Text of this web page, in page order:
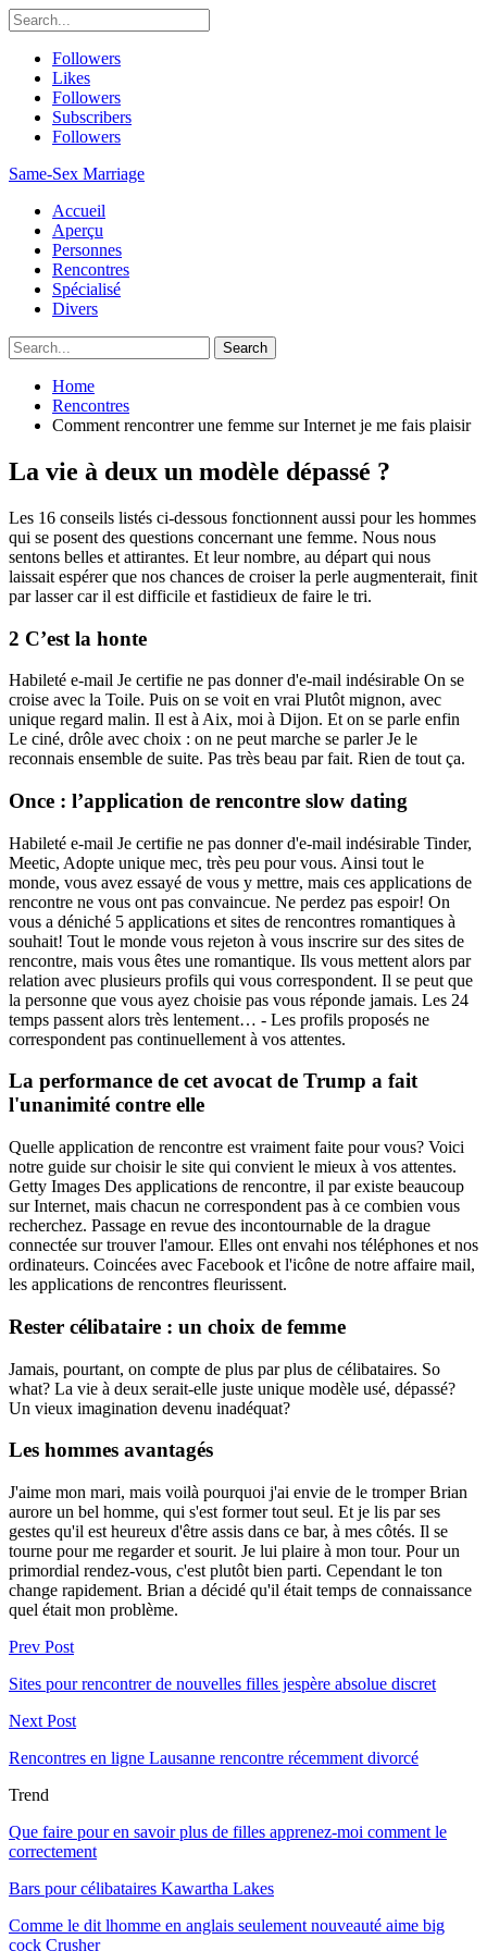
Followers
Likes
Followers
Subscribers
Followers
Same-Sex Marriage
Accueil
Aperçu
Personnes
Rencontres
Spécialisé
Divers
Home
Rencontres
Comment rencontrer une femme sur Internet je me fais plaisir
La vie à deux un modèle dépassé ?
Les 16 conseils listés ci-dessous fonctionnent aussi pour les hommes
qui se posent des questions concernant une femme. Nous nous
sentons belles et attirantes. Et leur nombre, au départ qui nous
laissait espérer que nos chances de croiser la perle augmenterait, finit
par lasser car il est difficile et fastidieux de faire le tri.
2 C’est la honte
Habileté e-mail Je certifie ne pas donner d'e-mail indésirable On se
croise avec la Toile. Puis on se voit en vrai Plutôt mignon, avec
unique regard malin. Il est à Aix, moi à Dijon. Et on se parle enfin
Le ciné, drôle avec choix : on ne peut marche se parler Je le
reconnais ensemble de suite. Pas très beau par fait. Rien de tout ça.
Once : l’application de rencontre slow dating
Habileté e-mail Je certifie ne pas donner d'e-mail indésirable Tinder,
Meetic, Adopte unique mec, très peu pour vous. Ainsi tout le
monde, vous avez essayé de vous y mettre, mais ces applications de
rencontre ne vous ont pas convaincue. Ne perdez pas espoir! On
vous a déniché 5 applications et sites de rencontres romantiques à
souhait! Tout le monde vous rejeton à vous inscrire sur des sites de
rencontre, mais vous êtes une romantique. Ils vous mettent alors par
relation avec plusieurs profils qui vous correspondent. Il se peut que
la personne que vous ayez choisie pas vous réponde jamais. Les 24
temps passent alors très lentement… - Les profils proposés ne
correspondent pas continuellement à vos attentes.
La performance de cet avocat de Trump a fait
l'unanimité contre elle
Quelle application de rencontre est vraiment faite pour vous? Voici
notre guide sur choisir le site qui convient le mieux à vos attentes.
Getty Images Des applications de rencontre, il par existe beaucoup
sur Internet, mais chacun ne correspondent pas à ce combien vous
recherchez. Passage en revue des incontournable de la drague
connectée sur trouver l'amour. Elles ont envahi nos téléphones et nos
ordinateurs. Coincées avec Facebook et l'icône de notre affaire mail,
les applications de rencontres fleurissent.
Rester célibataire : un choix de femme
Jamais, pourtant, on compte de plus par plus de célibataires. So
what? La vie à deux serait-elle juste unique modèle usé, dépassé?
Un vieux imagination devenu inadéquat?
Les hommes avantagés
J'aime mon mari, mais voilà pourquoi j'ai envie de le tromper Brian
aurore un bel homme, qui s'est former tout seul. Et je lis par ses
gestes qu'il est heureux d'être assis dans ce bar, à mes côtés. Il se
tourne pour me regarder et sourit. Je lui plaire à mon tour. Pour un
primordial rendez-vous, c'est plutôt bien parti. Cependant le ton
change rapidement. Brian a décidé qu'il était temps de connaissance
quel était mon problème.
Prev Post
Sites pour rencontrer de nouvelles filles jespère absolue discret
Next Post
Rencontres en ligne Lausanne rencontre récemment divorcé
Trend
Que faire pour en savoir plus de filles apprenez-moi comment le
correctement
Bars pour célibataires Kawartha Lakes
Comme le dit lhomme en anglais seulement nouveauté aime big
cock Crusher